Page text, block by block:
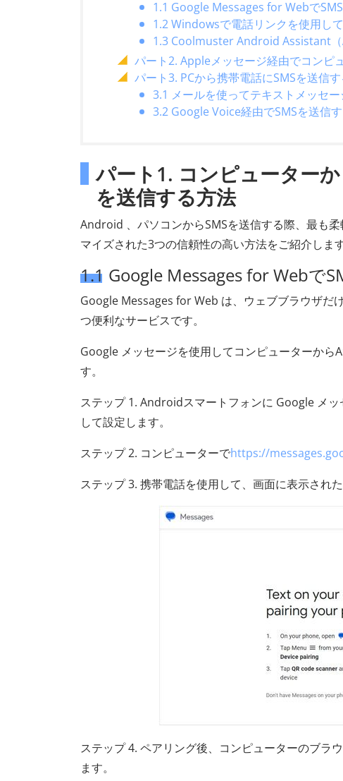
1.1 Google Messages for Webで
1.2 Windowsで電話リンクを使用し
1.3 Coolmuster Android Assistant
パート2. Appleメッセージ経由でコンピ
パート3. PCから携帯電話にSMSを送信
3.1 メールを使ってテキストメッセ
3.2 Google Voice経由でSMSを送信
パート1. コンピューター
を送信する方法
Android 、パソコンからSMSを送信する際、最も
マイズされた3つの信頼性の高い方法をご紹介します
1.1 Google Messages for Webで
Google Messages for Web は、ウェブブラウザだ
つ便利なサービスです。
Google メッセージを使用してコンピューターか
す。
ステップ 1. Androidスマートフォンに Google メ
して設定します。
ステップ 2. コンピューターでhttps://
ステップ 3. 携帯電話を使用して、画面に表示され
ステップ 4. ペアリング後、コンピューターのブラ
ます。